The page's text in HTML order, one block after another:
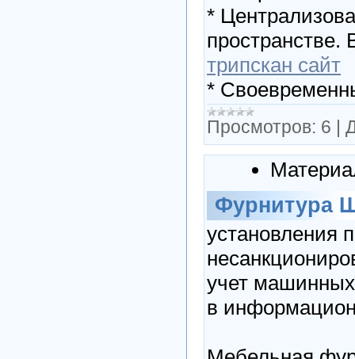
*
пространстве.
трипскан сайт
*
Просмотров: 6 |
Фурнитура
установления
учет
в